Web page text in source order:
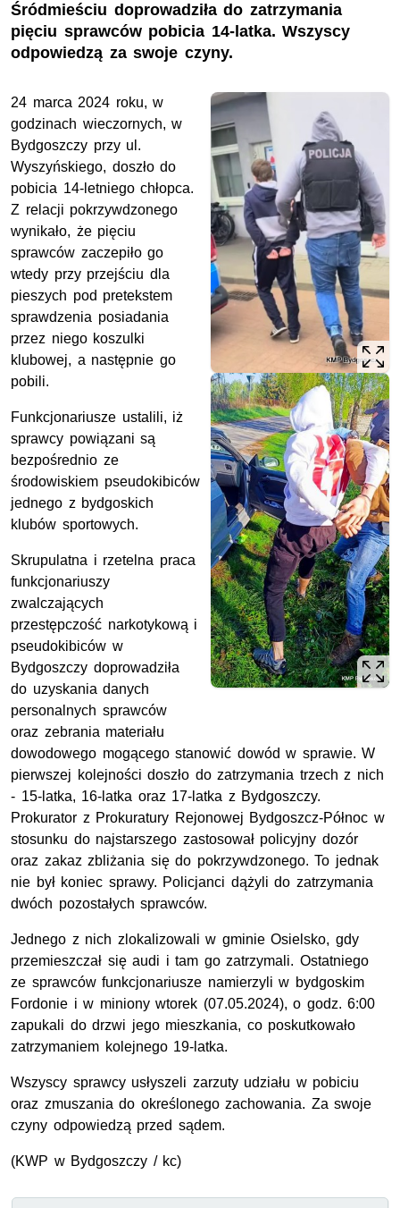
Śródmieściu doprowadziła do zatrzymania
pięciu sprawców pobicia 14-latka. Wszyscy
odpowiedzą za swoje czyny.
24 marca 2024 roku, w
godzinach wieczornych, w
Bydgoszczy przy ul.
Wyszyńskiego, doszło do
pobicia 14-letniego chłopca.
Z relacji pokrzywdzonego
wynikało, że pięciu
sprawców zaczepiło go
wtedy przy przejściu dla
pieszych pod pretekstem
sprawdzenia posiadania
przez niego koszulki
klubowej, a następnie go
pobili.
Funkcjonariusze ustalili, iż
sprawcy powiązani są
bezpośrednio ze
środowiskiem pseudokibiców
jednego z bydgoskich
klubów sportowych.
Skrupulatna i rzetelna praca
funkcjonariuszy
zwalczających
przestępczość narkotykową i
pseudokibiców w
Bydgoszczy doprowadziła
do uzyskania danych
personalnych sprawców
oraz zebrania materiału
dowodowego mogącego stanowić dowód w sprawie. W
pierwszej kolejności doszło do zatrzymania trzech z nich
- 15-latka, 16-latka oraz 17-latka z Bydgoszczy.
Prokurator z Prokuratury Rejonowej Bydgoszcz-Północ w
stosunku do najstarszego zastosował policyjny dozór
oraz zakaz zbliżania się do pokrzywdzonego. To jednak
nie był koniec sprawy. Policjanci dążyli do zatrzymania
dwóch pozostałych sprawców.
Jednego z nich zlokalizowali w gminie Osielsko, gdy
przemieszczał się audi i tam go zatrzymali. Ostatniego
ze sprawców funkcjonariusze namierzyli w bydgoskim
Fordonie i w miniony wtorek (07.05.2024), o godz. 6:00
zapukali do drzwi jego mieszkania, co poskutkowało
zatrzymaniem kolejnego 19-latka.
Wszyscy sprawcy usłyszeli zarzuty udziału w pobiciu
oraz zmuszania do określonego zachowania. Za swoje
czyny odpowiedzą przed sądem.
(KWP w Bydgoszczy / kc)